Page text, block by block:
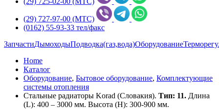
(29) 727-97-00 (МТС)
(0162) 55-93-33 тел/факс
ЗапчастиДымоходыПодводка(газ,вода)Оборудование
Home
Каталог
Оборудование, Бытовое оборудование, Комплектующие
системы отопления
Стальные радиаторы Korad (Словакия). Тип: 11. Длина
(L): 400 – 3000 мм. Высота (H): 300-900 мм.